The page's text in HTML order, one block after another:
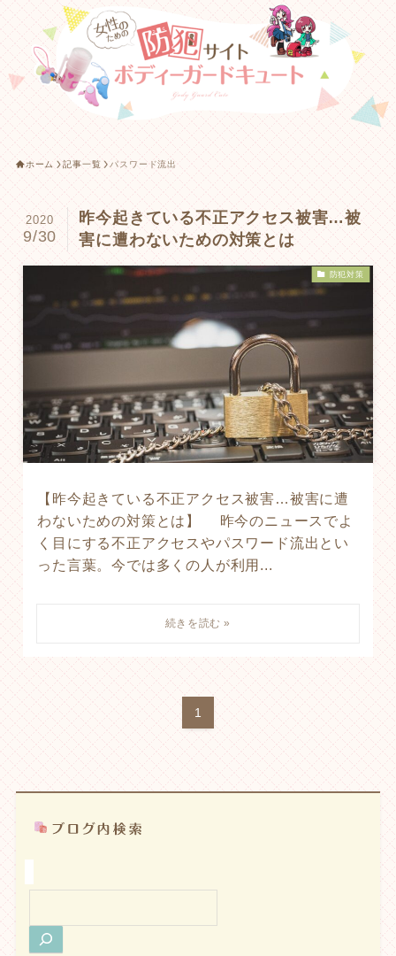
ホーム 記事一覧 パスワード流出
昨今起きている不正アクセス被害…被
害に遭わないための対策とは
2020
9/30
防犯対策
【昨今起きている不正アクセス被害…被害に遭
わないための対策とは】 昨今のニュースでよ
く目にする不正アクセスやパスワード流出とい
った言葉。今では多くの人が利用...
1
索